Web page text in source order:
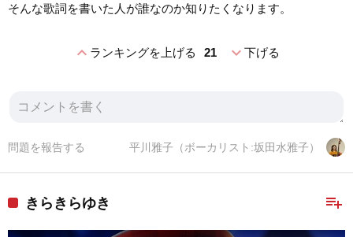
そんな歌詞を書いた人が誰なのか知りたくなります。
expand_lessランキングを上げる 21 expand_more下げる
平川雅子（ボーカリスト:坂田水雅子）
問題を報告する
playlist_add
きらきらゆき